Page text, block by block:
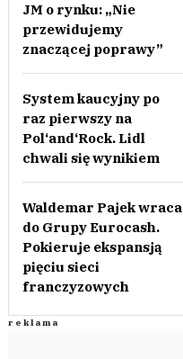
JM o rynku: „Nie
przewidujemy
znaczącej poprawy”
System kaucyjny po
raz pierwszy na
Pol‘and‘Rock. Lidl
chwali się wynikiem
Waldemar Pajek wraca
do Grupy Eurocash.
Pokieruje ekspansją
pięciu sieci
franczyzowych